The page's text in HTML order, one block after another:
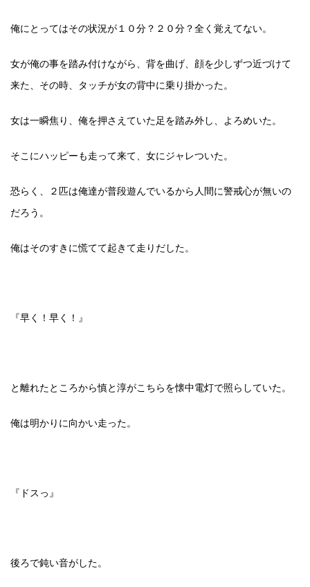
俺にとってはその状況が１０分？２０分？全く覚えてない。
女が俺の事を踏み付けながら、背を曲げ、顔を少しずつ近づけて
来た、その時、タッチが女の背中に乗り掛かった。
女は一瞬焦り、俺を押さえていた足を踏み外し、よろめいた。
そこにハッピーも走って来て、女にジャレついた。
恐らく、２匹は俺達が普段遊んでいるから人間に警戒心が無いの
だろう。
俺はそのすきに慌てて起きて走りだした。
『早く！早く！』
と離れたところから慎と淳がこちらを懐中電灯で照らしていた。
俺は明かりに向かい走った。
『ドスっ』
後ろで鈍い音がした。